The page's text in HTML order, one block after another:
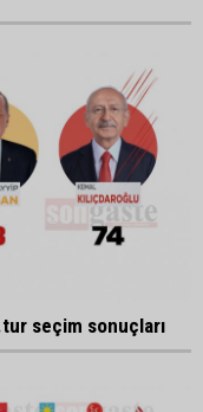
seçim sonuçları